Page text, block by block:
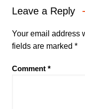
Leave a Reply
Your email address
fields are marked *
Comment *